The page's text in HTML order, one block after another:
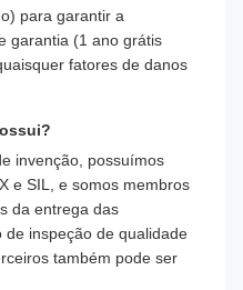
para garantir a
garantia (1 ano grátis
fatores de danos
invenção, possuímos
e SIL, e somos membros
da entrega das
de inspeção de qualidade
também pode ser